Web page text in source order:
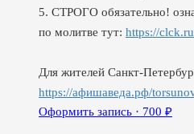
5. СТРОГО обязательно!
по молитве тут: https://
Для жителей Санкт-
https://афишаведа.рф/
Оформить запись · 700 ₽